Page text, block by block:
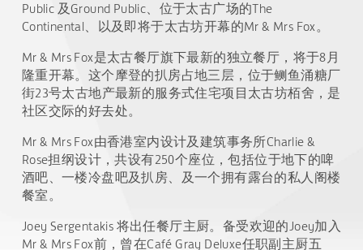
Public 及Ground Public、位于太古广场的The
Continental、以及即将于太古坊开幕的Mr & Mrs Fox。
Mr & Mrs Fox是太古餐厅旗下最新的独立餐厅，将于8月
隆重开幕。这个摩登的扒房占地三层，位于鲗鱼涌糖厂
街23号太古地产最新的服务式住宅项目太古坊栢舍，是
社区交际的好去处。
Mr & Mrs Fox由香港室内设计及建筑事务所Charlie &
Rose担纲设计，共设有250个座位，包括位于地下的啤
酒吧、一楼冷盘吧及扒房、及一个拥有露台的私人阁楼
餐室。
Joey Sergentakis 将出任餐厅主厨。备受欢迎的Joey加入
Mr & Mrs Fox前，曾在Café Gray Deluxe任职副主厨五